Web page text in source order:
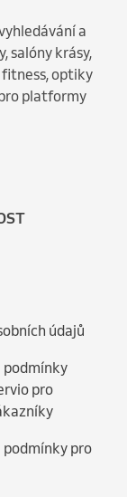
a
salóny krásy,
optiky
platformy
údajů
podmínky
pro
podmínky pro